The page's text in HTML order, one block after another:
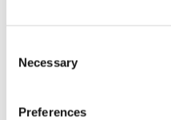
Selection
Necessary
Preferences